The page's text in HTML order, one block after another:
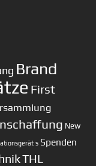
Brand
First
New
s Spenden
THL